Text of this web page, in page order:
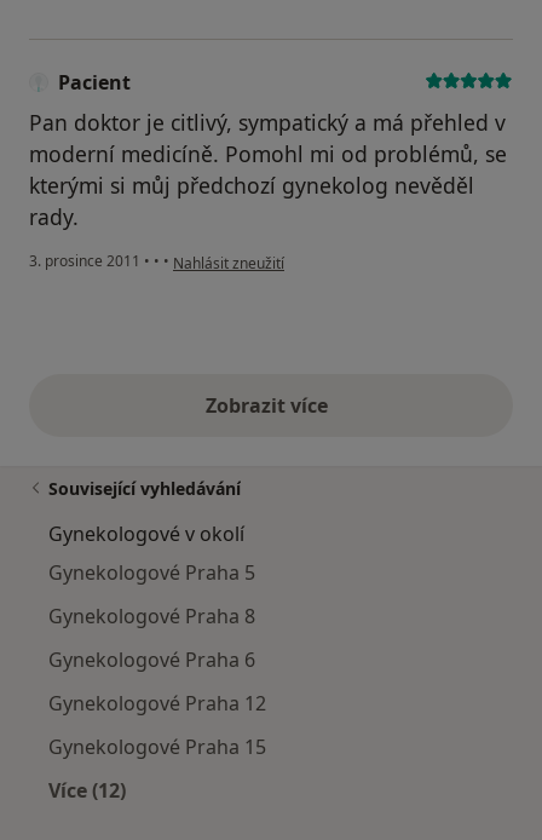
Pacient
Pan doktor je citlivý, sympatický a má přehled v
moderní medicíně. Pomohl mi od problémů, se
kterými si můj předchozí gynekolog nevěděl
rady.
3. prosince 2011 • • • podle názoru uživatele Pacient
Nahlásit zneužití
Zobrazit vícevýše uvedené názory
Související vyhledávání
Gynekologové v okolí
Gynekologové Praha 5
Gynekologové Praha 8
Gynekologové Praha 6
Gynekologové Praha 12
Gynekologové Praha 15
Více (12)